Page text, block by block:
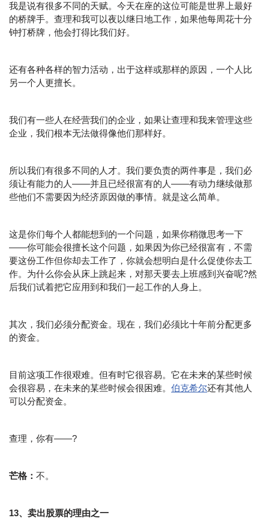
我是说有很多不同的天赋。今天在座的这位可能是世界上最好
的桥牌手。查理和我可以夜以继日地工作，如果他每周花十分
钟打桥牌，他会打得比我们好。
还有各种各样的智力活动，出于这样或那样的原因，一个人比
另一个人更擅长。
我们有一些人在经营我们的企业，如果让查理和我来管理这些
企业，我们根本无法做得像他们那样好。
所以我们有很多不同的人才。我们要负责的两件事是，我们必
须让有能力的人——并且已经很富有的人——有动力继续做那
些他们不需要因为经济原因做的事情。就是这么简单。
这是你们每个人都能想到的一个问题，如果你稍微思考一下
——你可能会很擅长这个问题，如果因为你已经很富有，不需
要这份工作但你却去工作了，你就会想明白是什么促使你去工
作。为什么你会从床上跳起来，对那天要去上班感到兴奋呢?然
后我们试着把它应用到和我们一起工作的人身上。
其次，我们必须分配资金。现在，我们必须比十年前分配更多
的资金。
目前这项工作很艰难。但有时它很容易。它在未来的某些时候
会很容易，在未来的某些时候会很困难。 伯克希尔还有其他人
可以分配资金。
查理，你有——?
芒格： 不。
13、卖出股票的理由之一